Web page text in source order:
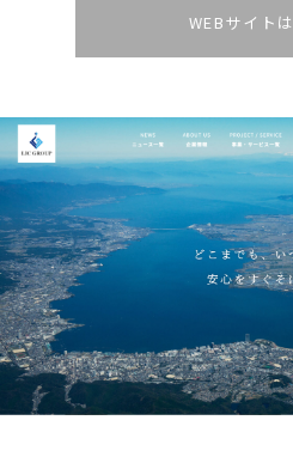
お問い合わ
大阪市西区南堀江1-11-9
WEBサイト